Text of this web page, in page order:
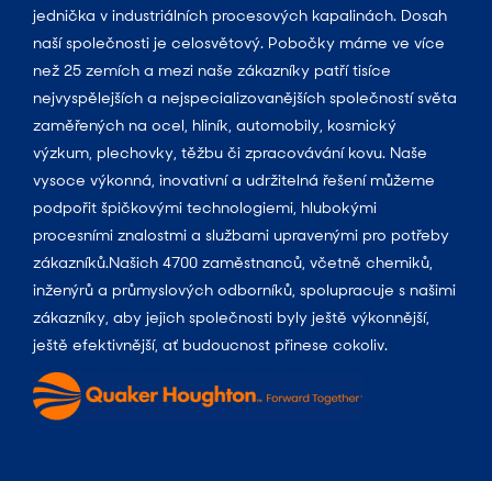
jednička v industriálních procesových kapalinách. Dosah
naší společnosti je celosvětový. Pobočky máme ve více
než 25 zemích a mezi naše zákazníky patří tisíce
nejvyspělejších a nejspecializovanějších společností světa
zaměřených na ocel, hliník, automobily, kosmický
výzkum, plechovky, těžbu či zpracovávání kovu. Naše
vysoce výkonná, inovativní a udržitelná řešení můžeme
podpořit špičkovými technologiemi, hlubokými
procesními znalostmi a službami upravenými pro potřeby
zákazníků.Našich 4700 zaměstnanců, včetně chemiků,
inženýrů a průmyslových odborníků, spolupracuje s našimi
zákazníky, aby jejich společnosti byly ještě výkonnější,
ještě efektivnější, ať budoucnost přinese cokoliv.